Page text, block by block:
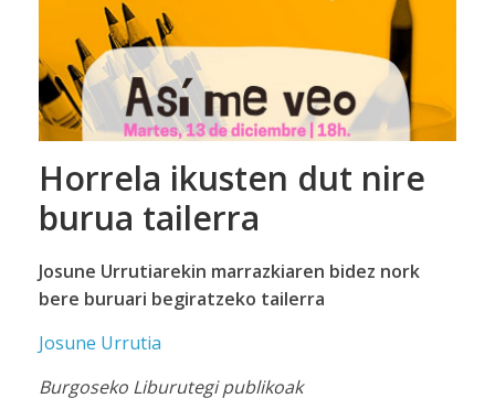
Horrela ikusten dut nire
burua tailerra
Josune Urrutiarekin marrazkiaren bidez nork
bere buruari begiratzeko tailerra
Josune Urrutia
Burgoseko Liburutegi publikoak